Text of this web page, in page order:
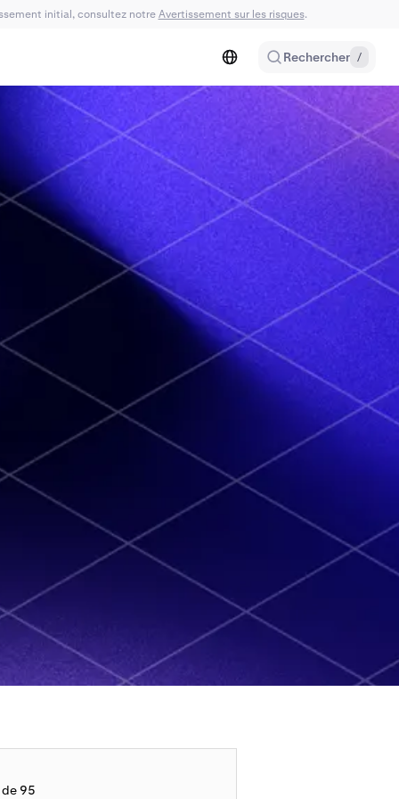
initial, consultez notreAvertissement sur les risques.
Rechercher /
95